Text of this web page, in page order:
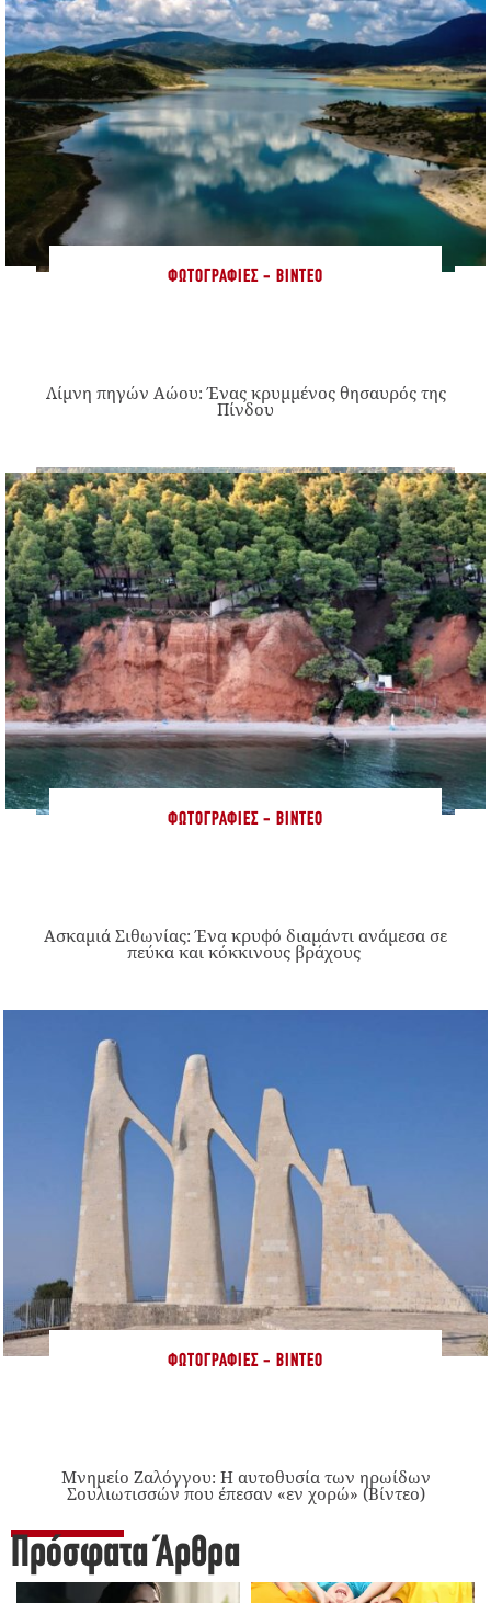
ΦΩΤΟΓΡΑΦΊΕΣ - ΒΊΝΤΕΟ
Λίμνη πηγών Αώου: Ένας κρυμμένος θησαυρός της
Πίνδου
ΦΩΤΟΓΡΑΦΊΕΣ - ΒΊΝΤΕΟ
Ασκαμιά Σιθωνίας: Ένα κρυφό διαμάντι ανάμεσα σε
πεύκα και κόκκινους βράχους
ΦΩΤΟΓΡΑΦΊΕΣ - ΒΊΝΤΕΟ
Μνημείο Ζαλόγγου: Η αυτοθυσία των ηρωίδων
Σουλιωτισσών που έπεσαν «εν χορώ» (Βίντεο)
Πρόσφατα Άρθρα